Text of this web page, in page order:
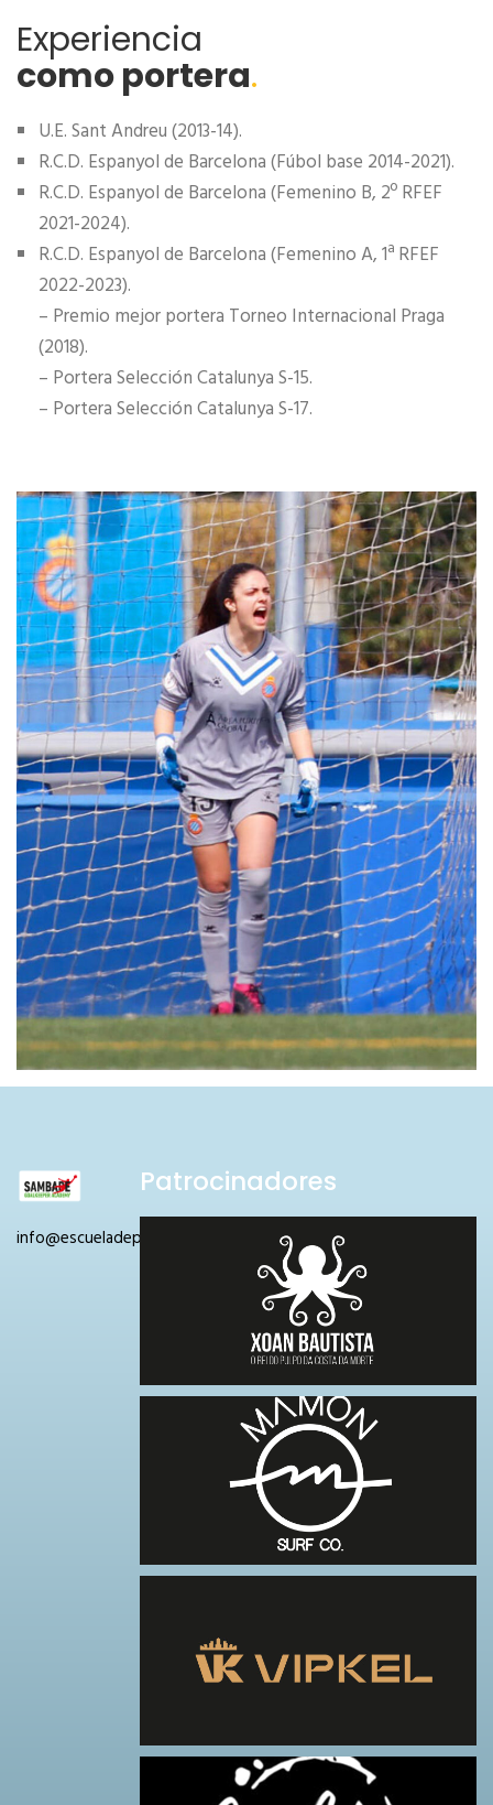
Experiencia
como portera.
U.E. Sant Andreu (2013-14).
R.C.D. Espanyol de Barcelona (Fúbol base 2014-2021).
R.C.D. Espanyol de Barcelona (Femenino B, 2º RFEF
2021-2024).
R.C.D. Espanyol de Barcelona (Femenino A, 1ª RFEF
2022-2023).
– Premio mejor portera Torneo Internacional Praga
(2018).
– Portera Selección Catalunya S-15.
– Portera Selección Catalunya S-17.
info@escueladeporteros.com
Patrocinadores